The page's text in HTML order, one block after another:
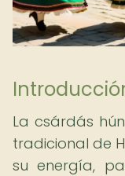
La csárdás
tradicional de
su energía,